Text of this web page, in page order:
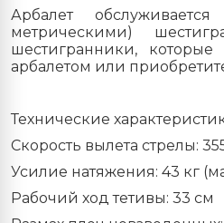
Арбалет
метрическими)
шестигранники,
арбалетом или
Технические
Скорость вылета стрелы:
Усилие натяжения: 43 кг
Рабочий ход тетивы: 33 см